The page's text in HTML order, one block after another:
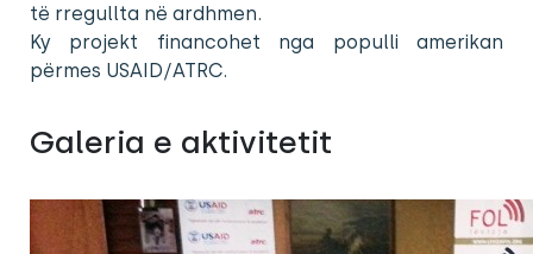
të rregullta në ardhmen.
Ky projekt financohet nga populli amerikan
përmes USAID/ATRC.
Galeria e aktivitetit